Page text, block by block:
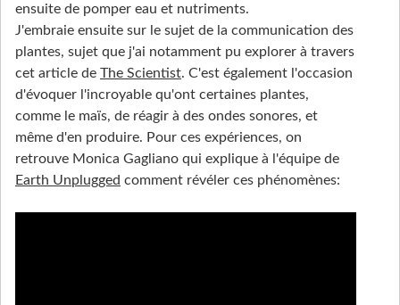
ensuite de pomper eau et nutriments.
J'embraie ensuite sur le sujet de la communication des
plantes, sujet que j'ai notamment pu explorer à travers
cet article de The Scientist. C'est également l'occasion
d'évoquer l'incroyable qu'ont certaines plantes,
comme le maïs, de réagir à des ondes sonores, et
même d'en produire. Pour ces expériences, on
retrouve Monica Gagliano qui explique à l'équipe de
Earth Unplugged comment révéler ces phénomènes: